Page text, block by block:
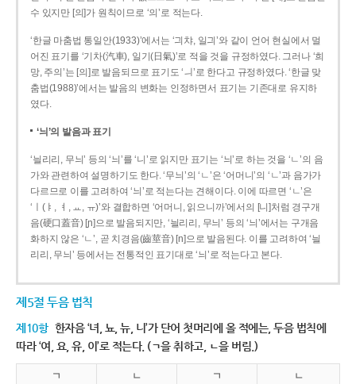
수 있지만 [의]가 원칙이므로 ‘의’로 적는다.
‘한글 마춤법 통일안(1933)’에서는 ‘긔챠, 일긔’와 같이 언어 현실에서 멀
어진 표기를 ‘기차(汽車), 일기(日氣)’로 적을 것을 규정하였다. 그러나 ‘희
망, 주의’는 [의]로 발음되므로 표기도 ‘ㅢ’로 한다고 규정하였다. ‘한글 맞
춤법(1988)’에서는 발음의 변화는 인정하면서 표기는 기존대로 유지하
였다.
‘늬’의 발음과 표기
‘늴리리, 무늬’ 등의 ‘늬’를 ‘니’로 읽지만 표기는 ‘늬’로 하는 것을 ‘ㄴ’의 음
가와 관련하여 설명하기도 한다. ‘무늬’의 ‘ㄴ’은 ‘어머니’의 ‘ㄴ’과 음가가
다르므로 이를 고려하여 ‘늬’로 적는다는 견해이다. 이에 따르면 ‘ㄴ’은
‘ㅣ(ㅑ, ㅕ, ㅛ, ㅠ)’와 결합하면 ‘어머니, 읽으니까’에서의 [니]처럼 경구개
음(硬口蓋音) [ɲ]으로 발음되지만, ‘늴리리, 무늬’ 등의 ‘늬’에서는 구개음
화하지 않은 ‘ㄴ’, 곧 치경음(齒莖音) [n]으로 발음된다. 이를 고려하여 ‘늴
리리, 무늬’ 등에서는 전통적인 표기대로 ‘늬’로 적는다고 본다.
제5절 두음 법칙
제10항 한자음 ‘녀, 뇨, 뉴, 니’가 단어 첫머리에 올 적에는, 두음 법칙에
따라 ‘여, 요, 유, 이’로 적는다. (ㄱ을 취하고, ㄴ을 버림.)
ㄱ ㄴ ㄱ ㄴ